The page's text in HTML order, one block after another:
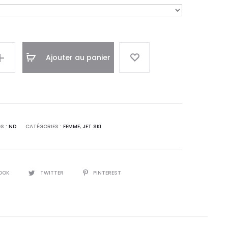
Ajouter au panier
: ND CATÉGORIES : FEMME, JET SKI
TWITTER PINTEREST